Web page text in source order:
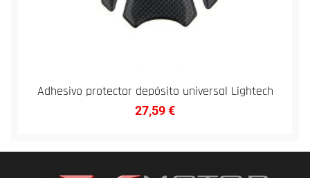
Adhesivo protector depósito universal Lightech
27,59€